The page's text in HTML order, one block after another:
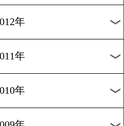
2016年
2015年
2014年